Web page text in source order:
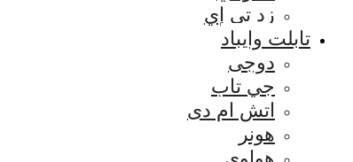
زد تي إي
تابلت وايباد
دوجى
جي تاب
اتش ام دى
هونر